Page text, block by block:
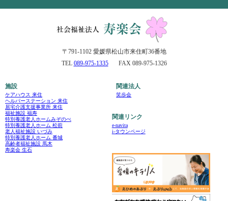
〒791-1102 愛媛県松山市来住町36番地
TEL 089-975-1335 FAX 089-975-1326
施設
ケアハウス 来住
ヘルパーステーション 来住
居宅介護支援事業所 来住
福祉施設 福寿
特別養護老人ホームみぞのべ
特別養護老人ホーム 松前
老人福祉施設 いづみ
特別養護老人ホーム 番城
高齢者福祉施設 馬木
寿楽会 生石
関連法人
笑歩会
関連リンク
e-navita
i-タウンページ